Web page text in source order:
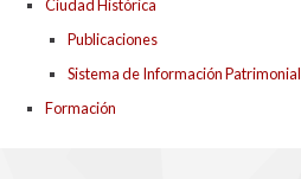
Ciudad Histórica
Publicaciones
Sistema de Información Patrimonial
Formación